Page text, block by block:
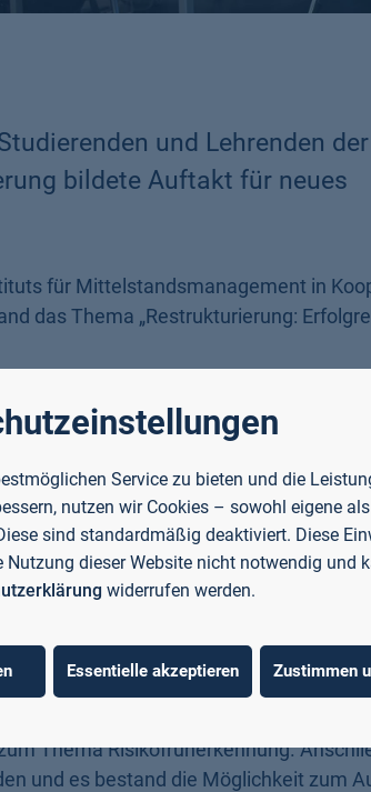
und Lehrenden
bildete Auftakt für neues
für Mittelstandsmanagement in
das Thema „Restrukturierung:
und Organisator des
Prof. Dr. Victoria Bertels beleuchtete
anhand des
Möglichkeiten zum
Krisen erfolgreich zu bewältigen,
mit ihren Vor-
der Wirtschaftsjunioren ihre
einem mittelständischen
aus dem
Thema Risikofrüherkennung.
und es bestand die Möglichkeit zum
Service zu bieten und die
nutzen wir Cookies – sowohl eigene
sind standardmäßig deaktiviert. Diese
dieser Website nicht notwendig und
widerrufen werden.
Essentielle akzeptieren Zustimmen